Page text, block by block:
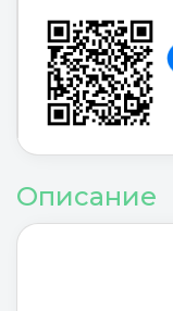
Описание